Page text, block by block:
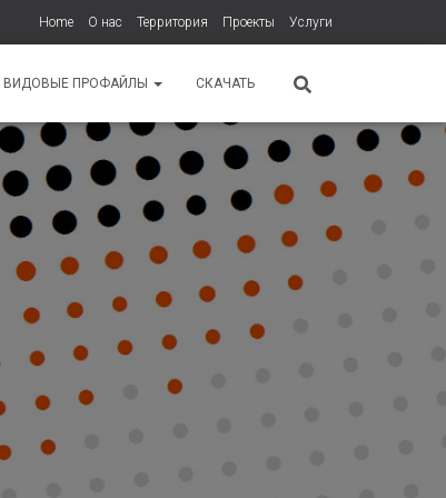
Home О нас Территория Проекты Услуги
ВИДОВЫЕ ПРОФАЙЛЫ СКАЧАТЬ